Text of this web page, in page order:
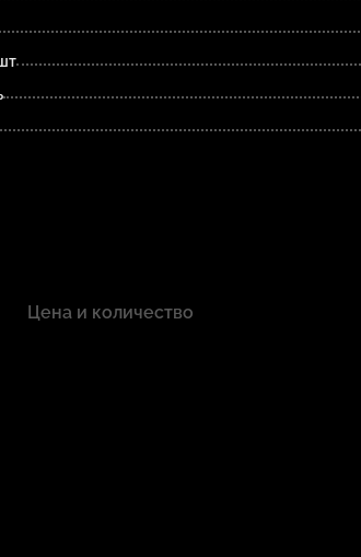
Цена и количество